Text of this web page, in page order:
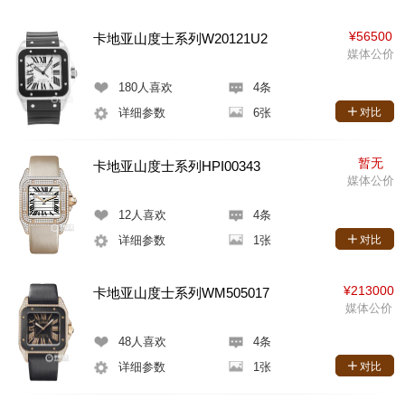
卡地亚山度士系列W20121U2
180人喜欢
4条
详细参数
6张
¥56500
媒体公价
对比
卡地亚山度士系列HPI00343
12人喜欢
4条
详细参数
1张
暂无
媒体公价
对比
卡地亚山度士系列WM505017
48人喜欢
4条
详细参数
1张
¥213000
媒体公价
对比